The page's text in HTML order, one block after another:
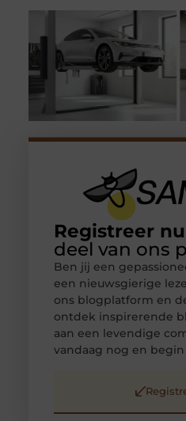
Registreer nu
deel van ons
Ben jij een
een nieuwsgierige
ons blogplatform en
ontdek inspirerende
aan een levendige
vandaag nog en